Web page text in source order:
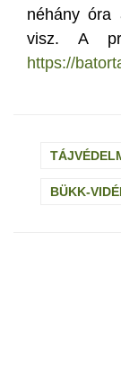
néhány óra
visz. A
https://
BÜKK-